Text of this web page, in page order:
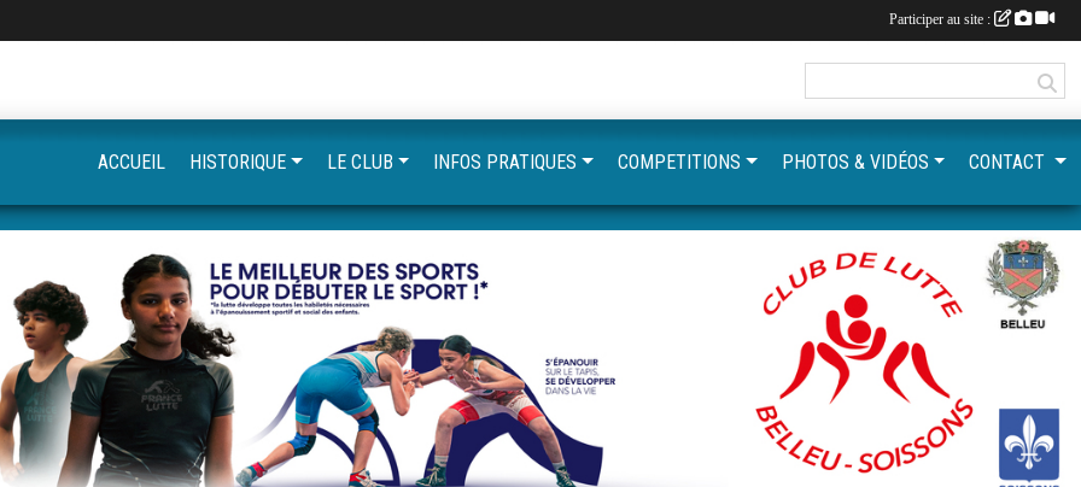
ACCUEIL HISTORIQUE LE CLUB INFOS PRATIQUES COMPETITIONS PHOTOS & VIDÉOS CONTACT
Participer au site :